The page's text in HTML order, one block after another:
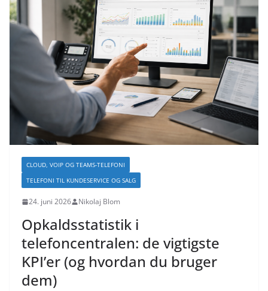
CLOUD, VOIP OG TEAMS-TELEFONI
TELEFONI TIL KUNDESERVICE OG SALG
24. juni 2026 Nikolaj Blom
Opkaldsstatistik i
telefoncentralen: de vigtigste
KPI’er (og hvordan du bruger
dem)